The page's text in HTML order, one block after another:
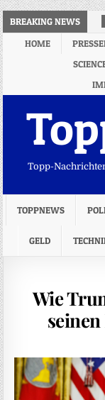
BREAKING NEWS
HOME
Topp-
TOPPNEWS
GELD
Wie